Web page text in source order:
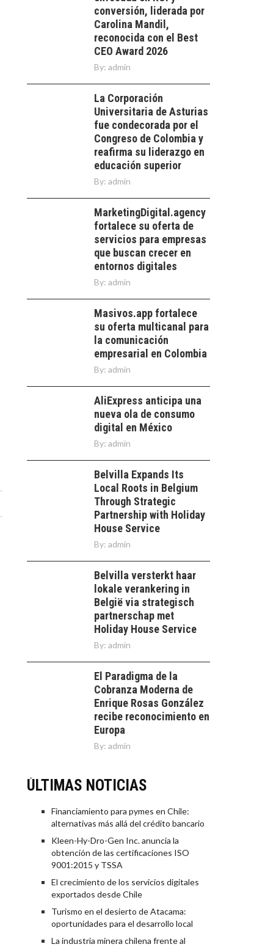
conversión, liderada por
Carolina Mandil,
reconocida con el Best
CEO Award 2026
By: admin
La Corporación
Universitaria de Asturias
fue condecorada por el
Congreso de Colombia y
reafirma su liderazgo en
educación superior
By: admin
MarketingDigital.agency
fortalece su oferta de
servicios para empresas
que buscan crecer en
entornos digitales
By: admin
Masivos.app fortalece
su oferta multicanal para
la comunicación
empresarial en Colombia
By: admin
AliExpress anticipa una
nueva ola de consumo
digital en México
By: admin
Belvilla Expands Its
Local Roots in Belgium
Through Strategic
Partnership with Holiday
House Service
By: admin
Belvilla versterkt haar
lokale verankering in
België via strategisch
partnerschap met
Holiday House Service
By: admin
El Paradigma de la
Cobranza Moderna de
Enrique Rosas González
recibe reconocimiento en
Europa
By: admin
ÚLTIMAS NOTICIAS
Financiamiento para pymes en Chile:
alternativas más allá del crédito bancario
Kleen-Hy-Dro-Gen Inc. anuncia la
obtención de las certificaciones ISO
9001:2015 y TSSA
El crecimiento de los servicios digitales
exportados desde Chile
Turismo en el desierto de Atacama:
oportunidades para el desarrollo local
La industria minera chilena frente al